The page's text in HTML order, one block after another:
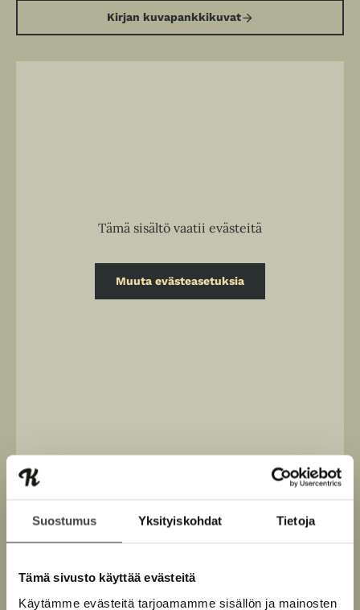
Suostumus Yksityiskohdat Tietoja
Tämä sivusto käyttää evästeitä
Käytämme evästeitä tarjoamamme sisällön ja mainosten
Kirjan kuvapankkikuvat
Tämä sisältö vaatii evästeitä
Muuta evästeasetuksia
Osta teos
u
o